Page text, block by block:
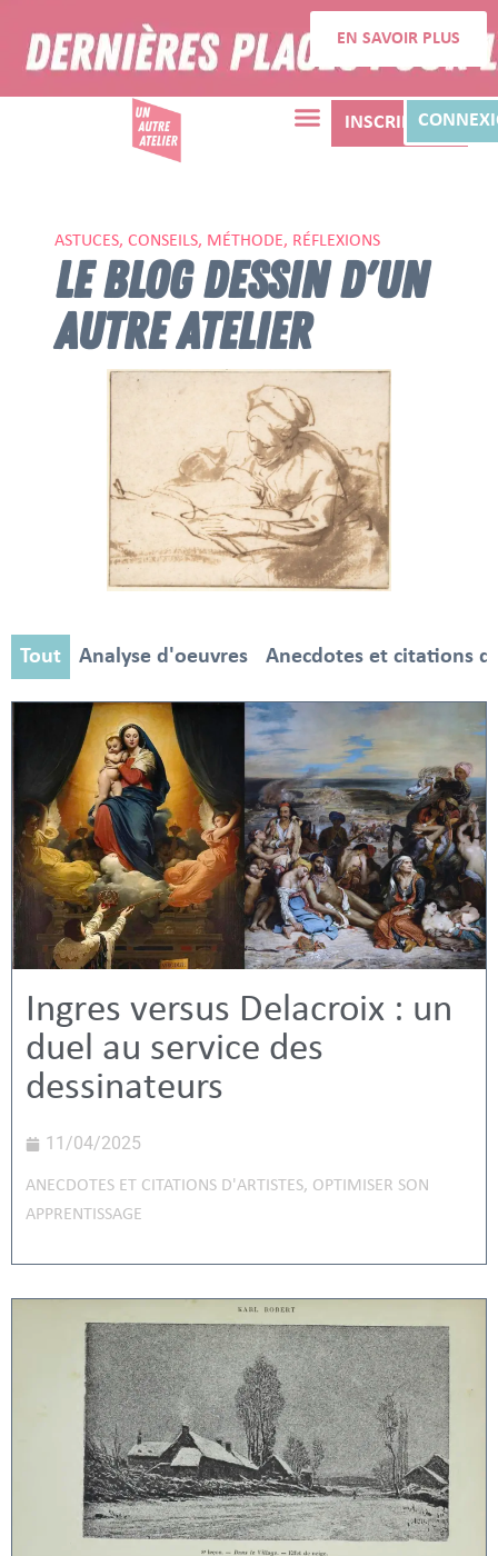
EN SAVOIR PLUS
INSCRIPTION
ASTUCES, CONSEILS, MÉTHODE, RÉFLEXIONS
LE BLOG DESSIN D'UN
AUTRE ATELIER
Analyse d'oeuvres Anecdotes et citations
Tout
Ingres versus Delacroix : un
duel au service des
dessinateurs
11/04/2025
ANECDOTES ET CITATIONS D'ARTISTES, OPTIMISER SON
APPRENTISSAGE